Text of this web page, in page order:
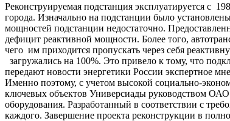
Реконструируемая подстанция эксплуатируется с
города. Изначально на подстанции было
мощностей подстанции недостаточно.
дефицит реактивной мощности. Более того,
чего им приходится пропускать через себя
загружались на 100%. Это привело к тому, что
передают новости энергетики России экспертное
Именно поэтому, с учетом высокой социально-
ключевых объектов Универсиады руководством
оборудования. Разработанный в соответствии с
каждого. Завершение проекта реконструкции в